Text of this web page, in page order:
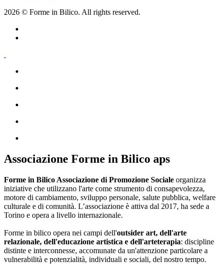
2026 © Forme in Bilico. All rights reserved.
Associazione Forme in Bilico aps
Forme in Bilico Associazione di Promozione Sociale organizza
iniziative che utilizzano l'arte come strumento di consapevolezza,
motore di cambiamento, sviluppo personale, salute pubblica, welfare
culturale e di comunità. L’associazione è attiva dal 2017, ha sede a
Torino e opera a livello internazionale.
Forme in bilico opera nei campi dell'outsider art, dell'arte
relazionale, dell'educazione artistica e dell'arteterapia: discipline
distinte e interconnesse, accomunate da un'attenzione particolare a
vulnerabilità e potenzialità, individuali e sociali, del nostro tempo.